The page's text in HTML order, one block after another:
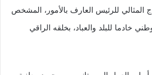
المثالي للرئيس العارف بالأمور، المشخص
خادما للبلد والعباد، بخلقه الراقي